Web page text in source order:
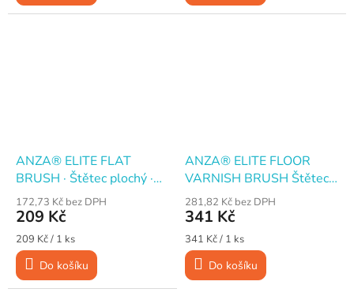
ANZA® ELITE FLAT
BRUSH · Štětec plochý ·
70 mm
172,73 Kč bez DPH
209 Kč
Měrná
cena:
209 Kč / 1 ks
Do košíku
ANZA® ELITE FLOOR
VARNISH BRUSH Štětec
plochý na lakování podlah,
200 mm
281,82 Kč bez DPH
341 Kč
Měrná
cena:
341 Kč / 1 ks
Do košíku